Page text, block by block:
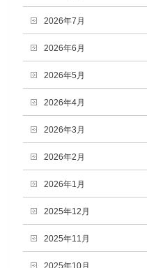
2026年7月
2026年6月
2026年5月
2026年4月
2026年3月
2026年2月
2026年1月
2025年12月
2025年11月